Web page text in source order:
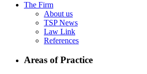
The Firm
About us
TSP News
Law Link
References
Areas of Practice